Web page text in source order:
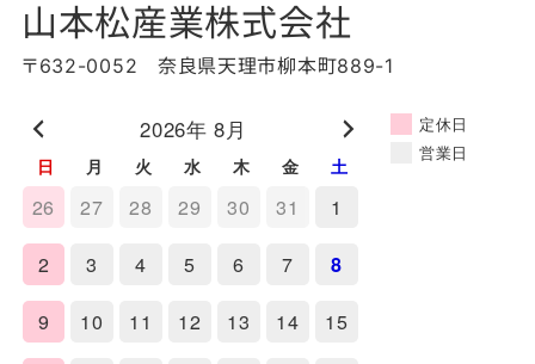
山本松産業株式会社
〒632-0052 奈良県天理市柳本町889-1
2026年 8月
日 月 火 水 木 金 土
26 27 28 29 30 31 1
2 3 4 5 6 7 8
9 10 11 12 13 14 15
定休日
営業日